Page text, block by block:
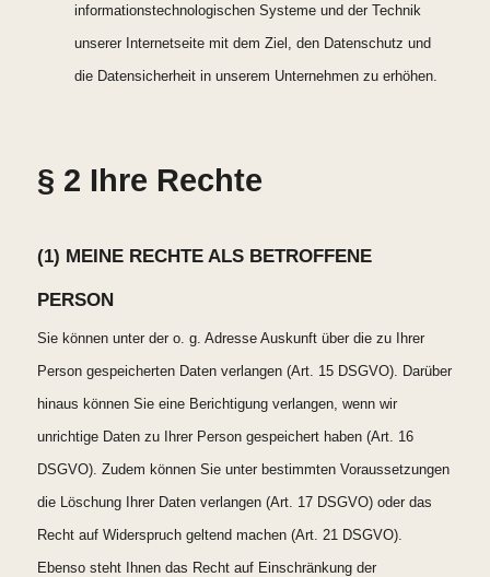
informationstechnologischen Systeme und der Technik
unserer Internetseite mit dem Ziel, den Datenschutz und
die Datensicherheit in unserem Unternehmen zu erhöhen.
§ 2 Ihre Rechte
(1) MEINE RECHTE ALS BETROFFENE
PERSON
Sie können unter der o. g. Adresse Auskunft über die zu Ihrer
Person gespeicherten Daten verlangen (Art. 15 DSGVO). Darüber
hinaus können Sie eine Berichtigung verlangen, wenn wir
unrichtige Daten zu Ihrer Person gespeichert haben (Art. 16
DSGVO). Zudem können Sie unter bestimmten Voraussetzungen
die Löschung Ihrer Daten verlangen (Art. 17 DSGVO) oder das
Recht auf Widerspruch geltend machen (Art. 21 DSGVO).
Ebenso steht Ihnen das Recht auf Einschränkung der